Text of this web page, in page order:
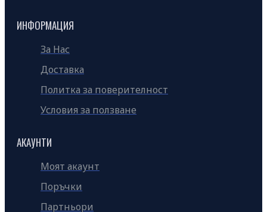
ИНФОРМАЦИЯ
За Нас
Доставка
Политка за поверителност
Условия за ползване
АКАУНТИ
Моят акаунт
Поръчки
Партньори